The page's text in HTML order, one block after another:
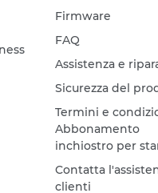
Firmware
FAQ
Assistenza e
Sicurezza del
Termini e
Abbonamento
inchiostro per
Contatta
clienti